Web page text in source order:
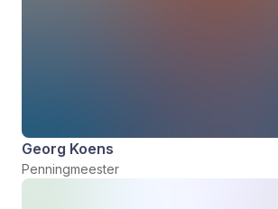
Georg Koens
Penningmeester